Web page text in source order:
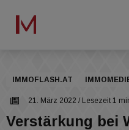
IMMOFLASH.AT
21. März 2022 / Lesezeit 1
Verstärkung bei